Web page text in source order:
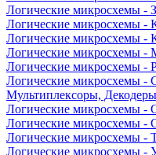
Логические микросхемы -
Логические микросхемы -
Логические микросхемы -
Логические микросхемы -
Логические микросхемы -
Логические микросхемы -
Мультиплексоры, Декодеры
Логические микросхемы -
Логические микросхемы -
Логические микросхемы -
Логические микросхемы -